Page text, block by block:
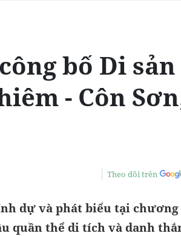
bố Di sản
- Côn
Theo dõi trên
dự và phát biểu tại chương
quần thể di tích và danh